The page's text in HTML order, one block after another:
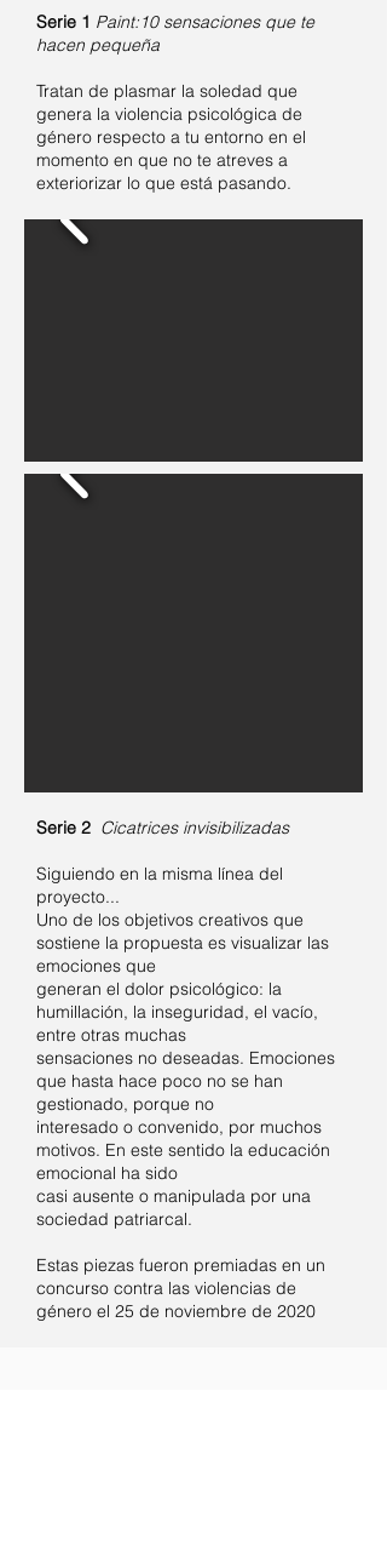
Serie 1 Paint:10 sensaciones que te
hacen pequeña
Tratan de plasmar la soledad que
genera la violencia psicológica de
género respecto a tu entorno en el
momento en que no te atreves a
exteriorizar lo que está pasando.
Serie 2 Cicatrices invisibilizadas
Siguiendo en la misma línea del
proyecto...
Uno de los objetivos creativos que
sostiene la propuesta es visualizar las
emociones que
generan el dolor psicológico: la
humillación, la inseguridad, el vacío,
entre otras muchas
sensaciones no deseadas. Emociones
que hasta hace poco no se han
gestionado, porque no
interesado o convenido, por muchos
motivos. En este sentido la educación
emocional ha sido
casi ausente o manipulada por una
sociedad patriarcal.
Estas piezas fueron premiadas en un
concurso contra las violencias de
género el 25 de noviembre de 2020